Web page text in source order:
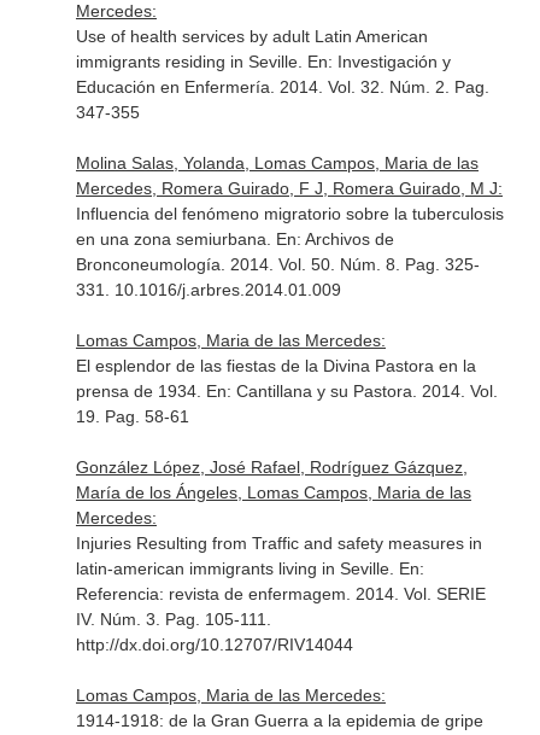
Mercedes:
Use of health services by adult Latin American
immigrants residing in Seville. En: Investigación y
Educación en Enfermería . 2014. Vol. 32. Núm. 2. Pag.
347-355
Molina Salas, Yolanda, Lomas Campos, Maria de las
Mercedes, Romera Guirado, F J, Romera Guirado, M J:
Influencia del fenómeno migratorio sobre la tuberculosis
en una zona semiurbana. En: Archivos de
Bronconeumología . 2014. Vol. 50. Núm. 8. Pag. 325-
331. 10.1016/j.arbres.2014.01.009
Lomas Campos, Maria de las Mercedes:
El esplendor de las fiestas de la Divina Pastora en la
prensa de 1934. En: Cantillana y su Pastora . 2014. Vol.
19. Pag. 58-61
González López, José Rafael, Rodríguez Gázquez,
María de los Ángeles, Lomas Campos, Maria de las
Mercedes:
Injuries Resulting from Traffic and safety measures in
latin-american immigrants living in Seville. En:
Referencia: revista de enfermagem . 2014. Vol. SERIE
IV. Núm. 3. Pag. 105-111.
http://dx.doi.org/10.12707/RIV14044
Lomas Campos, Maria de las Mercedes:
1914-1918: de la Gran Guerra a la epidemia de gripe